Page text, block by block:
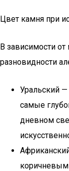
Цвет камня при
В зависимости
разновидности
Уральский
самые
дневном